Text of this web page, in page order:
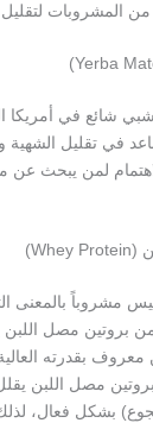
من المشروبات لتقليل
شائع في أمريكا
في تقليل الشهية
لمن يبحث
مشروباً بالمعنى
من بروتين مصل
معروف بقدرته
مصل اللبن
بشكل فعال،